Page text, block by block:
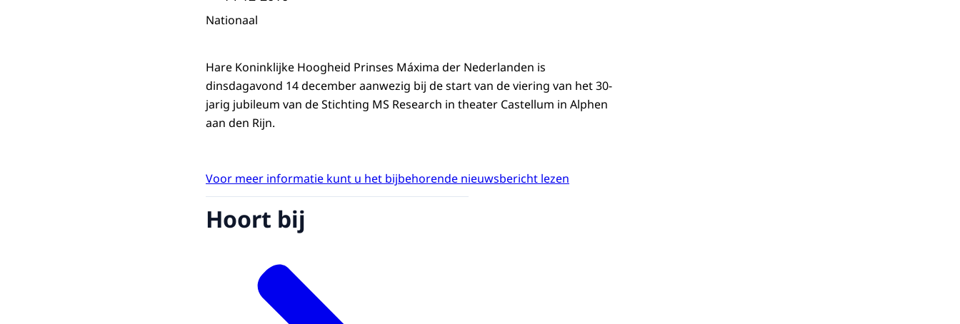
Nationaal
Hare Koninklijke Hoogheid Prinses Máxima der Nederlanden is
dinsdagavond 14 december aanwezig bij de start van de viering van het 30-
jarig jubileum van de Stichting MS Research in theater Castellum in Alphen
aan den Rijn.
Voor meer informatie kunt u het bijbehorende nieuwsbericht lezen
Hoort bij